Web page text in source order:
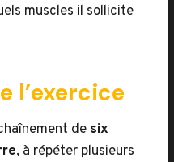
muscles il sollicite
l’exercice
de six
, à répéter plusieurs